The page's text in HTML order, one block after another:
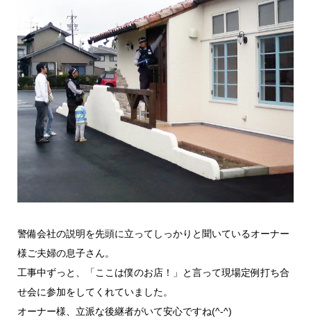
警備会社の説明を先頭に立ってしっかりと聞いているオーナー
様ご夫婦の息子さん。
工事中ずっと、「ここは僕のお店！」と言って現場定例打ち合
せ会に参加をしてくれていました。
オーナー様、立派な後継者がいて安心ですね(^-^)